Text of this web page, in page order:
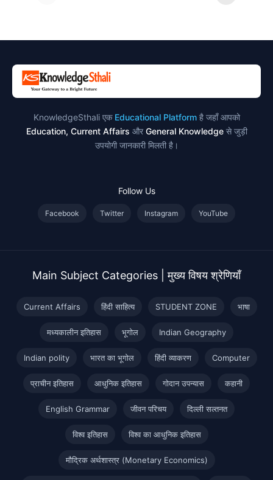
KnowledgeSthali एक Educational Platformहै जहाँ आपको
Education, Current Affairs और General Knowledgeसे जुड़ी
उपयोगी जानकारी मिलती है।
Follow Us
Facebook Twitter Instagram YouTube
Main Subject Categories | मुख्य विषय श्रेणियाँ
Current Affairs हिंदी साहित्य STUDENT ZONE भाषा
मध्यकालीन इतिहास भूगोल Indian Geography
Indian polity भारत का भूगोल हिंदी व्याकरण Computer
प्राचीन इतिहास आधुनिक इतिहास गोदान उपन्यास कहानी
English Grammar जीवन परिचय दिल्ली सल्तनत
विश्व इतिहास विश्व का आधुनिक इतिहास
मौद्रिक अर्थशास्त्र (Monetary Economics)